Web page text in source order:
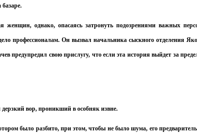
однако, опасаясь затронуть подозрениями важных
профессионалам. Он вызвал начальника сыскного отделения
предупредил свою прислугу, что если эта история выйдет за
вор, проникший в особняк извне.
было разбито, при этом, чтобы не было шума, его